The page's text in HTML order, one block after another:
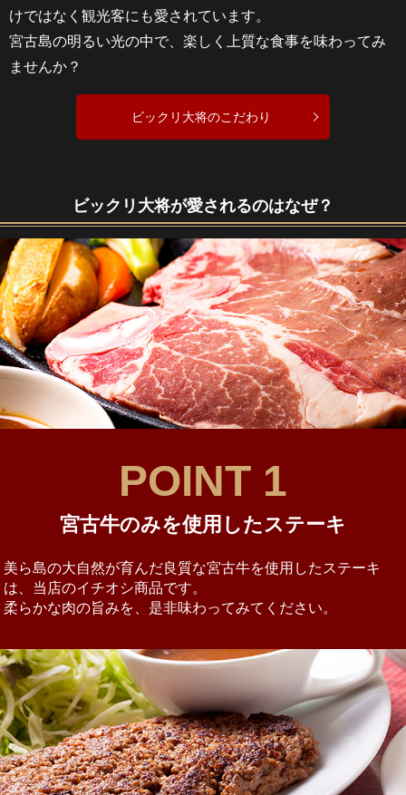
けではなく観光客にも愛されています。
宮古島の明るい光の中で、楽しく上質な食事を味わってみ
ませんか？
ビックリ大将のこだわり
ビックリ大将が愛されるのはなぜ？
POINT 1
宮古牛のみを使用したステーキ
美ら島の大自然が育んだ良質な宮古牛を使用したステーキ
は、当店のイチオシ商品です。
柔らかな肉の旨みを、是非味わってみてください。